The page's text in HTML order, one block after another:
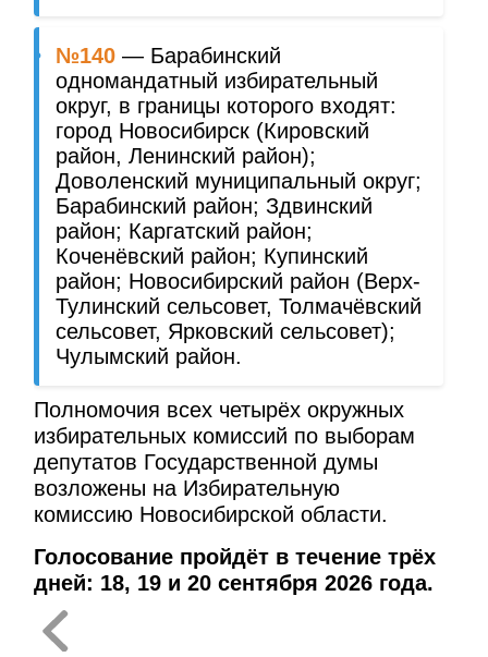
№140 — Барабинский
одномандатный избирательный
округ, в границы которого входят:
город Новосибирск (Кировский
район, Ленинский район);
Доволенский муниципальный округ;
Барабинский район; Здвинский
район; Каргатский район;
Коченёвский район; Купинский
район; Новосибирский район (Верх-
Тулинский сельсовет, Толмачёвский
сельсовет, Ярковский сельсовет);
Чулымский район.
Полномочия всех четырёх окружных
избирательных комиссий по выборам
депутатов Государственной думы
возложены на Избирательную
комиссию Новосибирской области.
Голосование пройдёт в течение трёх
дней: 18, 19 и 20 сентября 2026 года.